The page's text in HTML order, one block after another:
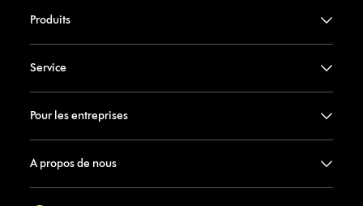
Produits
Service
Pour les entreprises
A propos de nous